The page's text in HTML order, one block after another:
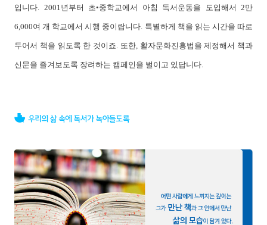
입니다. 2001년부터 초•중학교에서 아침 독서운동을 도입해서 2만
6,000여 개 학교에서 시행 중이랍니다. 특별하게 책을 읽는 시간을 따로
두어서 책을 읽도록 한 것이죠. 또한, 활자문화진흥법을 제정해서 책과
신문을 즐겨보도록 장려하는 캠페인을 벌이고 있답니다.